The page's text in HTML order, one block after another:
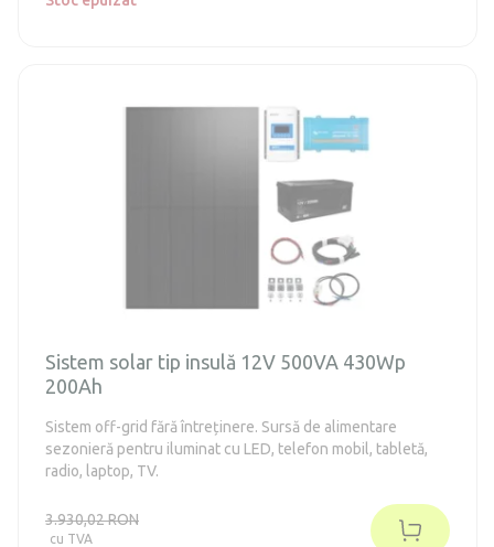
Sistem solar tip insulă 12V 500VA 430Wp
200Ah
Sistem off-grid fără întreținere. Sursă de alimentare
sezonieră pentru iluminat cu LED, telefon mobil, tabletă,
radio, laptop, TV.
3.930,02 RON
cu TVA